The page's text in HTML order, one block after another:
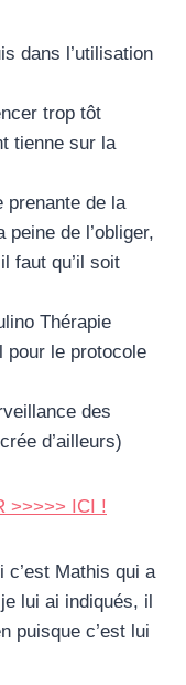
dans l’utilisation
trop tôt
tienne sur la
prenante de la
de l’obliger,
faut qu’il soit
Thérapie
pour le protocole
des
d’ailleurs)
>>>>> ICI !
c’est Mathis qui a
lui ai indiqués, il
puisque c’est lui